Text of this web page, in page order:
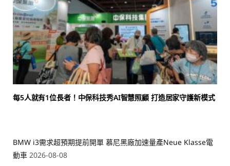
每5人就有1位長者！中保科技秀AI智慧照顧 打造居家守護新模式
BMW i3需求超預期提前開單 慕尼黑廠加速量產Neue Klasse電
動車 2026-08-08